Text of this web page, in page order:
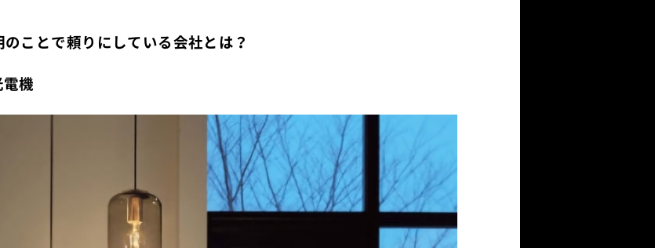
のことで頼りにしている会社とは？
機